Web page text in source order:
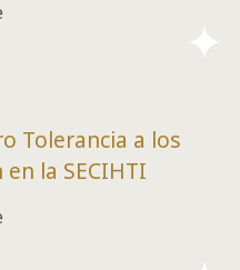
Tolerancia a los
la SECIHTI